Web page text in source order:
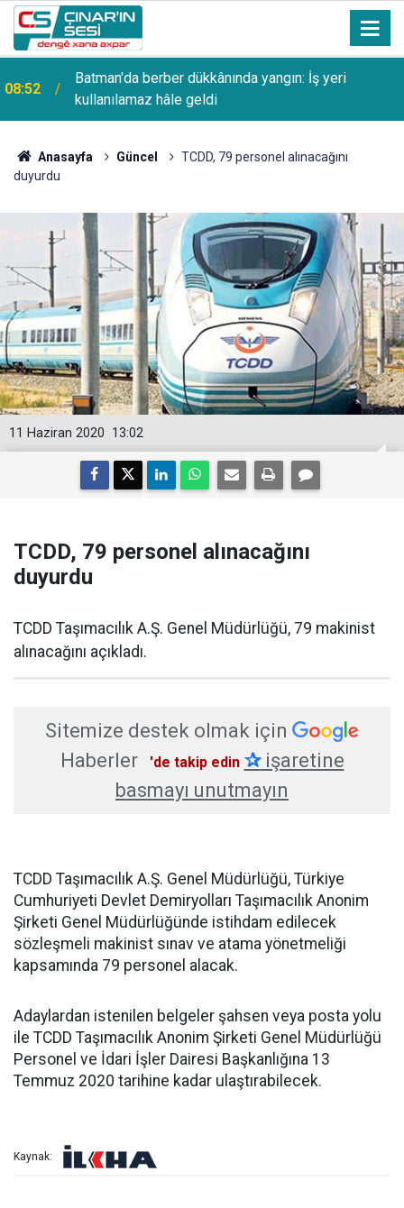
08:52
Batman'da berber dükkânında yangın: İş yeri
kullanılamaz hâle geldi
Anasayfa Güncel
TCDD, 79 personel alınacağını
duyurdu
13:02
11 Haziran 2020
TCDD, 79 personel alınacağını
duyurdu
​TCDD Taşımacılık A.Ş. Genel Müdürlüğü, 79 makinist
alınacağını açıkladı.
Sitemize destek olmak için
Haberler
'de takip edin ✰işaretine
basmayı unutmayın
TCDD Taşımacılık A.Ş. Genel Müdürlüğü, Türkiye
Cumhuriyeti Devlet Demiryolları Taşımacılık Anonim
Şirketi Genel Müdürlüğünde istihdam edilecek
sözleşmeli makinist sınav ve atama yönetmeliği
kapsamında 79 personel alacak.
Adaylardan istenilen belgeler şahsen veya posta yolu
ile TCDD Taşımacılık Anonim Şirketi Genel Müdürlüğü
Personel ve İdari İşler Dairesi Başkanlığına 13
Temmuz 2020 tarihine kadar ulaştırabilecek.
Kaynak: